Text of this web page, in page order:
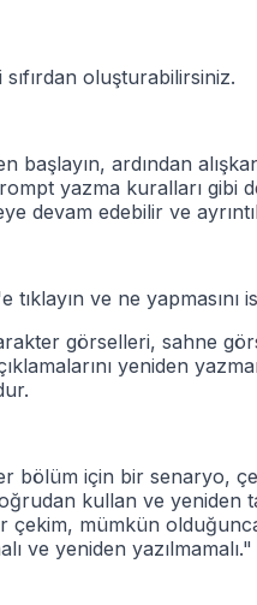
oluşturabilirsiniz.
ardından
yazma kuralları
devam edebilir ve
tıklayın ve ne yapmasını
görselleri, sahne
yeniden
için bir senaryo,
kullan ve
çekim, mümkün
ve yeniden yazılmamalı."